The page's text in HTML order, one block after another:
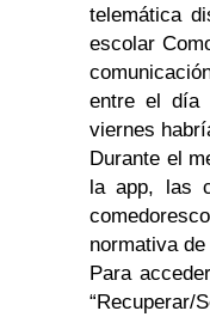
telemática
escolar
entre el día
viernes
Durante el
la app, las
normativa
Para
“Recuperar/